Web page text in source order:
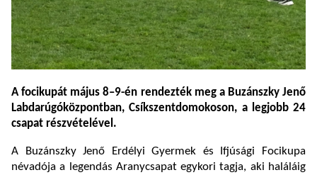
A focikupát május8–9-én rendezték meg a Buzánszky Jenő
Labdarúgóközpontban,Csíkszentdomokoson, alegjobb 24
csapat részvételével.
A Buzánszky Jenő Erdélyi Gyermek és Ifjúsági Focikupa
névadója a legendás Aranycsapat egykori tagja, aki haláláig